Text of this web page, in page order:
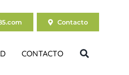
Contacto
CONTACTO